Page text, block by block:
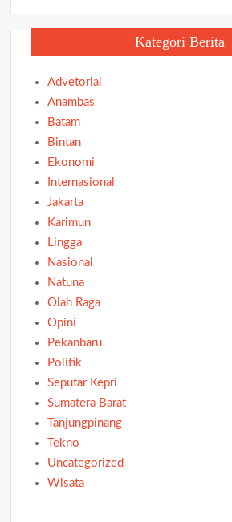
Kategori Berita
Advetorial
Anambas
Batam
Bintan
Ekonomi
Internasional
Jakarta
Karimun
Lingga
Nasional
Natuna
Olah Raga
Opini
Pekanbaru
Politik
Seputar Kepri
Sumatera Barat
Tanjungpinang
Tekno
Uncategorized
Wisata